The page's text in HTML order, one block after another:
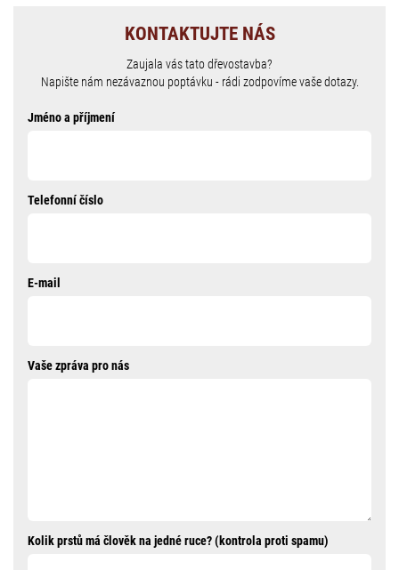
KONTAKTUJTE NÁS
Zaujala vás tato dřevostavba?
Napište nám nezávaznou poptávku - rádi zodpovíme vaše dotazy.
Jméno a příjmení
Telefonní číslo
E-mail
Vaše zpráva pro nás
Kolik prstů má člověk na jedné ruce? (kontrola proti spamu)